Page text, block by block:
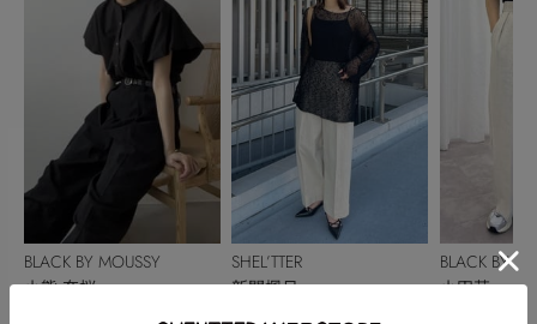
BLACK BY MOUSSY
小熊 奈桜
SHEL’TTER
新開楓月
BLACK BY
小田萌